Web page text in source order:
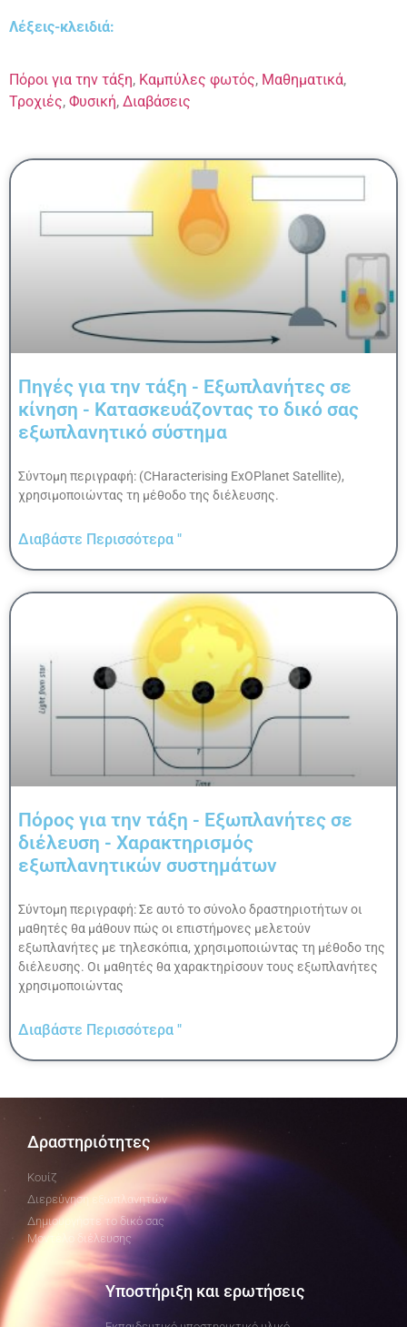
Λέξεις-κλειδιά:
Πόροι για την τάξη, Καμπύλες φωτός, Μαθηματικά,
Τροχιές, Φυσική, Διαβάσεις
Πηγές για την τάξη - Εξωπλανήτες σε
κίνηση - Κατασκευάζοντας το δικό σας
εξωπλανητικό σύστημα
Σύντομη περιγραφή: (CHaracterising ExOPlanet Satellite),
χρησιμοποιώντας τη μέθοδο της διέλευσης.
Διαβάστε Περισσότερα "
Πόρος για την τάξη - Εξωπλανήτες σε
διέλευση - Χαρακτηρισμός
εξωπλανητικών συστημάτων
Σύντομη περιγραφή: Σε αυτό το σύνολο δραστηριοτήτων οι
μαθητές θα μάθουν πώς οι επιστήμονες μελετούν
εξωπλανήτες με τηλεσκόπια, χρησιμοποιώντας τη μέθοδο της
διέλευσης. Οι μαθητές θα χαρακτηρίσουν τους εξωπλανήτες
χρησιμοποιώντας
Διαβάστε Περισσότερα "
Δραστηριότητες
Κουίζ
Διερεύνηση εξωπλανητών
Δημιουργήστε το δικό σας
Μοντέλο διέλευσης
Υποστήριξη και ερωτήσεις